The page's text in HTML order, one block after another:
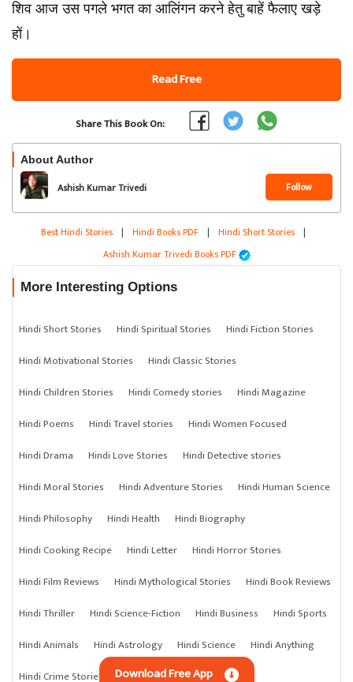
शिव आज उस पगले भगत का आलिंगन करने हेतु बाहें फैलाए खड़े
हों।
Read Free
Share This Book On:
About Author
Ashish Kumar Trivedi Follow
Best Hindi Stories | Hindi Books PDF | Hindi Short Stories |
Ashish Kumar Trivedi Books PDF
More Interesting Options
Hindi Short Stories Hindi Spiritual Stories
Hindi Fiction Stories
Hindi Motivational Stories
Hindi Classic Stories
Hindi Children Stories
Hindi Comedy stories
Hindi Magazine
Hindi Poems
Hindi Travel stories
Hindi Women Focused
Hindi Drama
Hindi Love Stories
Hindi Detective stories
Hindi Moral Stories
Hindi Adventure Stories
Hindi Human Science
Hindi Philosophy
Hindi Health
Hindi Biography
Hindi Cooking Recipe
Hindi Letter
Hindi Horror Stories
Hindi Film Reviews
Hindi Mythological Stories
Hindi Book Reviews
Hindi Thriller
Hindi Science-Fiction Hindi Business
Hindi Sports
Hindi Animals
Hindi Astrology Hindi Science
Hindi Anything
Hindi Crime Stories
Download Free App